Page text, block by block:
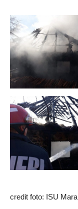
credit foto: ISU